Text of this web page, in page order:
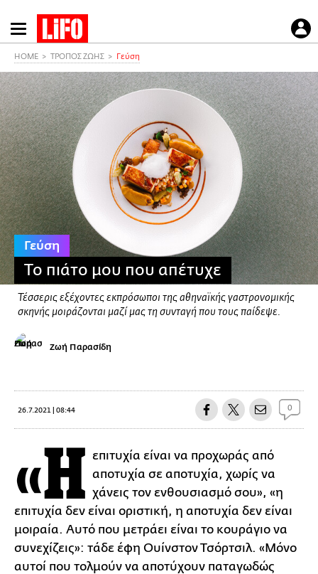
Παράκαμψη
προς
κυρίως
περιεχόμενο
HOME ΤΡΟΠΟΣ ΖΩΗΣ Γεύση
Γεύση
Το πιάτο μου που απέτυχε
Τέσσερις εξέχοντες εκπρόσωποι της αθηναϊκής γαστρονομικής
σκηνής μοιράζονται μαζί μας τη συνταγή που τους παίδεψε.
Ζωή Παρασίδη
26.7.2021 | 08:44 0
«Η επιτυχία είναι να προχωράς από
αποτυχία σε αποτυχία, χωρίς να
χάνεις τον ενθουσιασμό σου», «η
επιτυχία δεν είναι οριστική, η αποτυχία δεν είναι
μοιραία. Αυτό που μετράει είναι το κουράγιο να
συνεχίζεις»: τάδε έφη Ουίνστον Τσόρτσιλ. «Μόνο
αυτοί που τολμούν να αποτύχουν παταγωδώς